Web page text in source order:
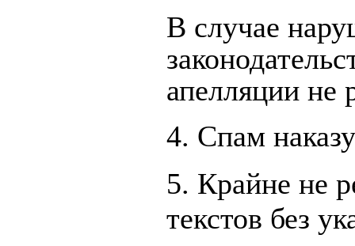
В случае
апелляции не
4. Спам
5. Крайне не
текстов без